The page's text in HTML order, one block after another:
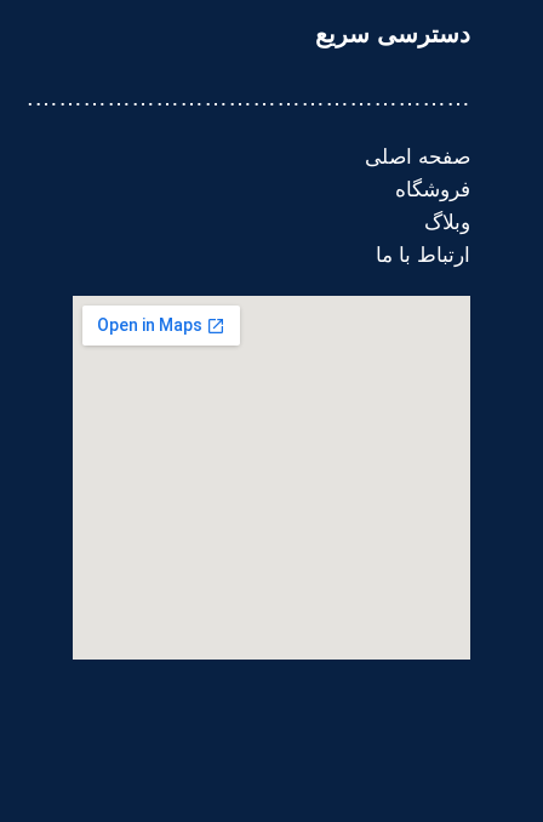
دسترسی سریع
……………………………………………….
صفحه اصلی
فروشگاه
وبلاگ
ارتباط با ما